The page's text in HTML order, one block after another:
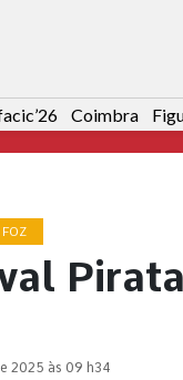
Coimbra
2025 às 09 h34